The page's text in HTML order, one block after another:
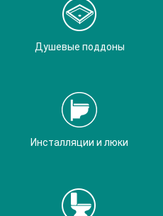
Душевые поддоны
Инсталляции и люки